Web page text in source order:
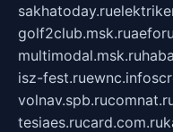
sakhatoday.ru
golf2club.msk.ru
multimodal.msk.ru
isz-fest.ruewnc.info
volnav.spb.ru
tesiaes.rucard.com.ru